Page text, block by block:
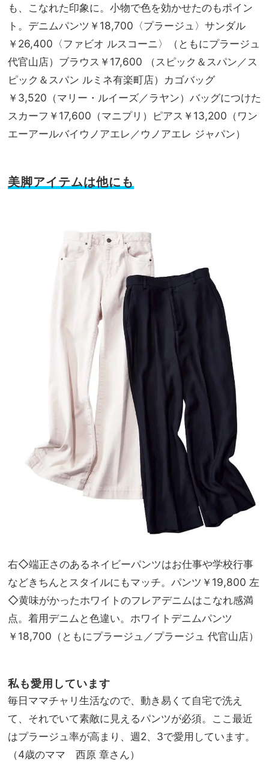
も、こなれた印象に。小物で色を効かせたのもポイン
ト。デニムパンツ￥18,700〈プラージュ〉サンダル
￥26,400〈ファビオ ルスコーニ〉（ともにプラージュ
代官山店）ブラウス￥17,600 （スピック＆スパン／ス
ピック＆スパン ルミネ有楽町店）カゴバッグ
￥3,520（マリー・ルイーズ／ラヤン）バッグにつけた
スカーフ￥17,600（マニプリ）ピアス￥13,200（ワン
エーアールバイウノアエレ／ウノアエレ ジャパン）
美脚アイテムは他にも
右◇端正さのあるネイビーパンツはお仕事や学校行事
などきちんとスタイルにもマッチ。パンツ￥19,800 左
◇黄味がかったホワイトのフレアデニムはこなれ感満
点。着用デニムと色違い。ホワイトデニムパンツ
￥18,700（ともにプラージュ／プラージュ 代官山店）
私も愛用しています
毎日ママチャリ生活なので、動き易くて自宅で洗え
て、それでいて素敵に見えるパンツが必須。ここ最近
はプラージュ率が高まり、週2、3で愛用しています。
（4歳のママ 西原 章さん）